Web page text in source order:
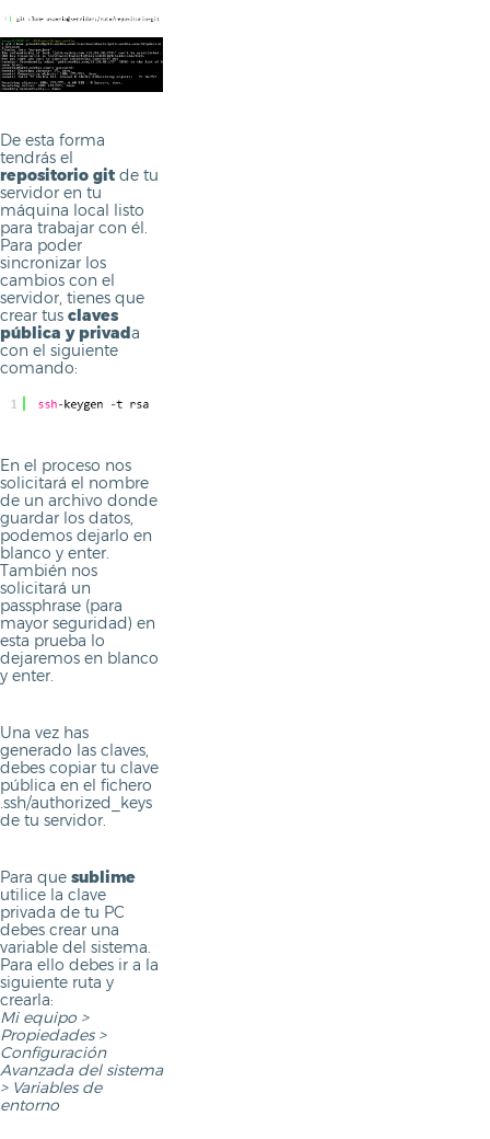
De esta forma
tendrás el
repositorio git de tu
servidor en tu
máquina local listo
para trabajar con él.
Para poder
sincronizar los
cambios con el
servidor, tienes que
crear tus claves
pública y privad a
con el siguiente
comando:
En el proceso nos
solicitará el nombre
de un archivo donde
guardar los datos,
podemos dejarlo en
blanco y enter.
También nos
solicitará un
passphrase (para
mayor seguridad) en
esta prueba lo
dejaremos en blanco
y enter.
Una vez has
generado las claves,
debes copiar tu clave
pública en el fichero
.ssh/authorized_keys
de tu servidor.
Para que sublime
utilice la clave
privada de tu PC
debes crear una
variable del sistema.
Para ello debes ir a la
siguiente ruta y
crearla:
Mi equipo >
Propiedades >
Configuración
Avanzada del sistema
> Variables de
entorno